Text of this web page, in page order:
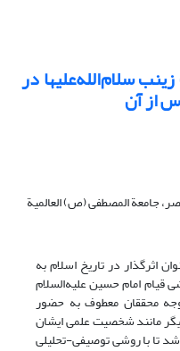
سلام‌الله‌علیها در
از آن
جامعة المصطفی (ص) العالمیة
اثرگذار در تاریخ اسلام به
امام حسین علیه‌السلام
محققان معطوف به حضور
مانند شخصیت علمی ایشان
تا با روشی توصیفی-تحلیلی